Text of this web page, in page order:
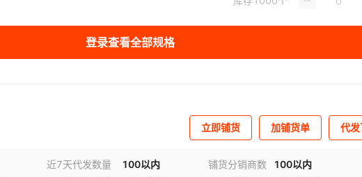
登录查看全部规格
立即铺货 加铺货单 代
近7天代发数量 100以内 铺货分销商数
100以内